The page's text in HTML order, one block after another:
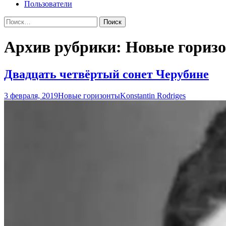
Пользователи
Найти:
Архив рубрики: Новые
Двадцать четвёртый сонет Черубине
3 февраля, 2019Новые горизонтыKonstantin Rodriges